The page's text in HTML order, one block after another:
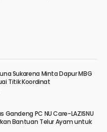
Sukarena Minta Dapur MBG
Titik Koordinat
Gandeng PC NU Care-LAZISNU
Bantuan Telur Ayam untuk